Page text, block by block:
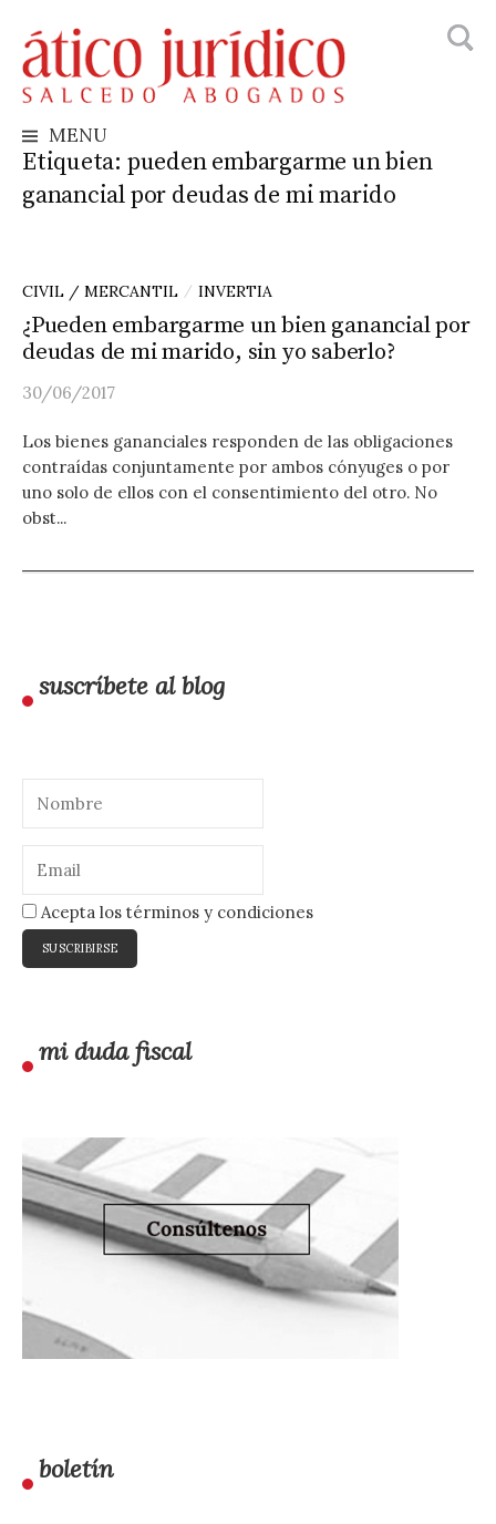
to
content
MENU
Etiqueta: pueden embargarme un bien
ganancial por deudas de mi marido
CIVIL / MERCANTIL / INVERTIA
¿Pueden embargarme un bien ganancial por
deudas de mi marido, sin yo saberlo?
30/06/2017
Los bienes gananciales responden de las obligaciones
contraídas conjuntamente por ambos cónyuges o por
uno solo de ellos con el consentimiento del otro. No
obst...
suscríbete al blog
Acepta los términos y condiciones
mi duda fiscal
boletín